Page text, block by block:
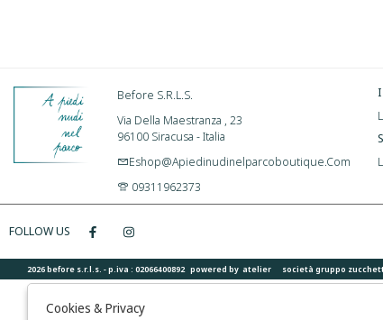
Before S.r.l.s.
Via Della Maestranza , 23
96100 Siracusa - Italia
Eshop@apiedinudinelparcoboutique.com
09311962373
I
FOLLOW US
2026 before s.r.l.s. - p.iva : 02066400892 powered by atelier società gruppo
Cookies & Privacy